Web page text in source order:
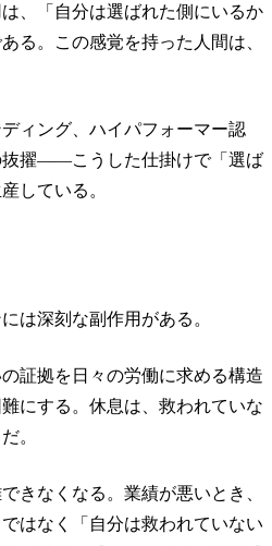
、「自分は選ばれた側にいるか
る。この感覚を持った人間は、
ィング、ハイパフォーマー認
抜擢——こうした仕掛けで「選ば
している。
は深刻な副作用がある。
証拠を日々の労働に求める構造
にする。休息は、救われていな
。
きなくなる。業績が悪いとき、
はなく「自分は救われていない